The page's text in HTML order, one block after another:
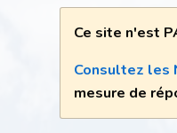
Ce site n'est
Consultez les
mesure de